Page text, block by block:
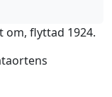
om, flyttad 1924.